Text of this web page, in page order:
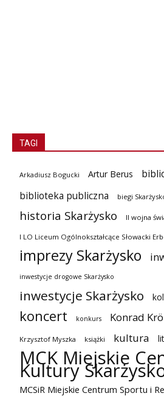
TAGI
Arkadiusz Bogucki Artur Berus
biblioteka publiczna
biegi
historia Skarżysko II wojna
I LO Liceum Ogólnokształcące Słowacki
imprezy Skarżysko
inwestycje drogowe Skarżysko
inwestycje Skarżysko
koncert konkurs Konrad
Krzysztof Myszka książki kultura
MCK Miejskie
Kultury
MCSiR Miejskie Centrum Sportu i